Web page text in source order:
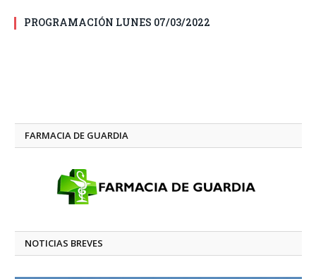
PROGRAMACIÓN LUNES 07/03/2022
FARMACIA DE GUARDIA
NOTICIAS BREVES